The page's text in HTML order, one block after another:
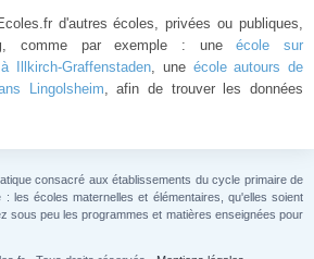
d'autres écoles, privées ou publiques,
, comme par exemple : uneécole sur
Illkirch-Graffenstaden, une école autours de
Lingolsheim, afin de trouver les données
consacré aux établissements du cycle primaire de
: les écoles maternelles et élémentaires, qu'elles soient
sous peu les programmes et matières enseignées pour